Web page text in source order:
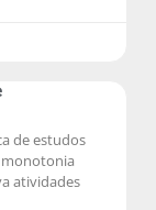
de estudos
atividades